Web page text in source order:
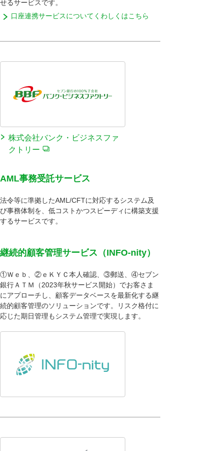
せるサービスです。
口座連携サービスについてくわしくはこちら
株式会社バンク・ビジネスファ
クトリー
AML事務受託サービス
法令等に準拠したAML/CFTに対応するシステム及
び事務体制を、低コストかつスピーディに構築支援
するサービスです。
継続的顧客管理サービス（INFO-nity）
①Ｗｅｂ、②ｅＫＹＣ本人確認、③郵送、④セブン
銀行ＡＴＭ（2023年秋サービス開始）でお客さま
にアプローチし、顧客データベースを最新化する継
続的顧客管理のソリューションです。リスク格付に
応じた期日管理もシステム管理で実現します。